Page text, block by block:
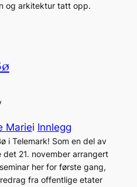
og arkitektur tatt opp.
Mariei Innlegg
i Telemark! Som en del av
det 21. november arrangert
her for første gang,
fra offentlige etater